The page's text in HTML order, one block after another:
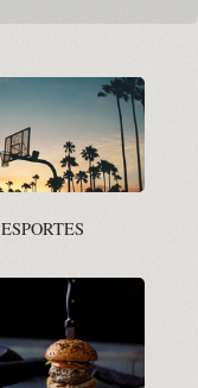
ESPORTES